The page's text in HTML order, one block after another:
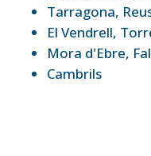
Tarragona,
El Vendrell,
Mora d'Ebre,
Cambrils